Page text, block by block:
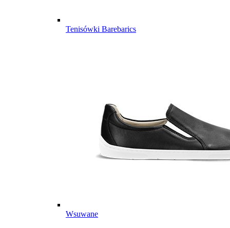
Tenisówki Barebarics
Wsuwane